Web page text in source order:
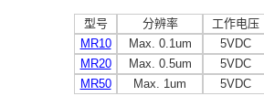
型号 分辨率
工作电压
MR10
Max. 0.1um
5VDC
MR20
Max. 0.5um
5VDC
MR50
Max. 1um 5VDC